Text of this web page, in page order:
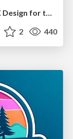
A brief & incomplete history of UX Design for the World Wide Web: 1989–2019
2 440